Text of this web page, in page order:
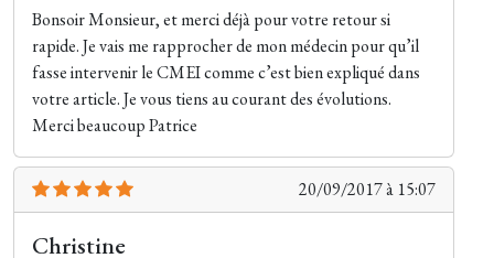
Bonsoir Monsieur, et merci déjà pour votre retour si
rapide. Je vais me rapprocher de mon médecin pour qu’il
fasse intervenir le CMEI comme c’est bien expliqué dans
votre article. Je vous tiens au courant des évolutions.
Merci beaucoup Patrice
20/09/2017 à 15:07
Christine